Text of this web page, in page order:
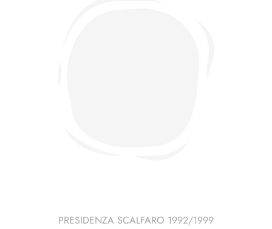
PRESIDENZA SCALFARO 1992/1999